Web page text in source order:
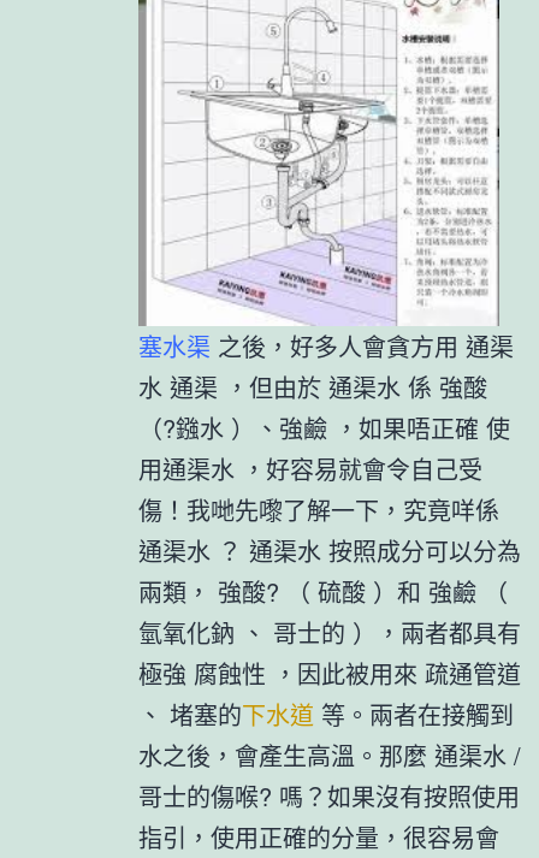
塞水渠 之後，好多人會貪方用 通渠
水 通渠 ，但由於 通渠水 係 強酸
（?鏹水 ）、強鹼 ，如果唔正確 使
用通渠水 ，好容易就會令自己受
傷！我哋先嚟了解一下，究竟咩係
通渠水 ？ 通渠水 按照成分可以分為
兩類， 強酸? （ 硫酸 ）和 強鹼 （
氫氧化鈉 、 哥士的 ），兩者都具有
極強 腐蝕性 ，因此被用來 疏通管道
、 堵塞的下水道 等。兩者在接觸到
水之後，會產生高溫。那麼 通渠水 /
哥士的傷喉? 嗎？如果沒有按照使用
指引，使用正確的分量，很容易會